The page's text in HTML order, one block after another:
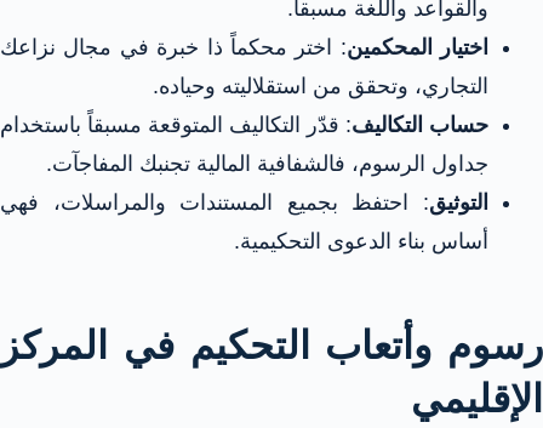
والقواعد واللغة مسبقاً​.
اختيار المحكمين: اختر محكماً ذا خبرة في مجال نزاعك
التجاري، وتحقق من استقلاليته وحياده​.
حساب التكاليف: قدّر التكاليف المتوقعة مسبقاً باستخدام
جداول الرسوم، فالشفافية المالية تجنبك المفاجآت​.
التوثيق: احتفظ بجميع المستندات والمراسلات، فهي
أساس بناء الدعوى التحكيمية​.
رسوم وأتعاب التحكيم في المركز
الإقليمي